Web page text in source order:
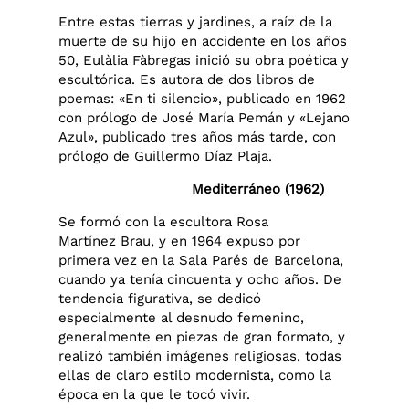
Entre estas tierras y jardines, a raíz de la
muerte de su hijo en accidente en los años
50, Eulàlia Fàbregas inició su obra poética y
escultórica. Es autora de dos libros de
poemas: «En ti silencio», publicado en 1962
con prólogo de José María Pemán y «Lejano
Azul», publicado tres años más tarde, con
prólogo de Guillermo Díaz Plaja.
Mediterráneo (1962)
Se formó con la escultora Rosa
Martínez Brau, y en 1964 expuso por
primera vez en la Sala Parés de Barcelona,
cuando ya tenía cincuenta y ocho años. De
tendencia figurativa, se dedicó
especialmente al desnudo femenino,
generalmente en piezas de gran formato, y
realizó también imágenes religiosas, todas
ellas de claro estilo modernista, como la
época en la que le tocó vivir.